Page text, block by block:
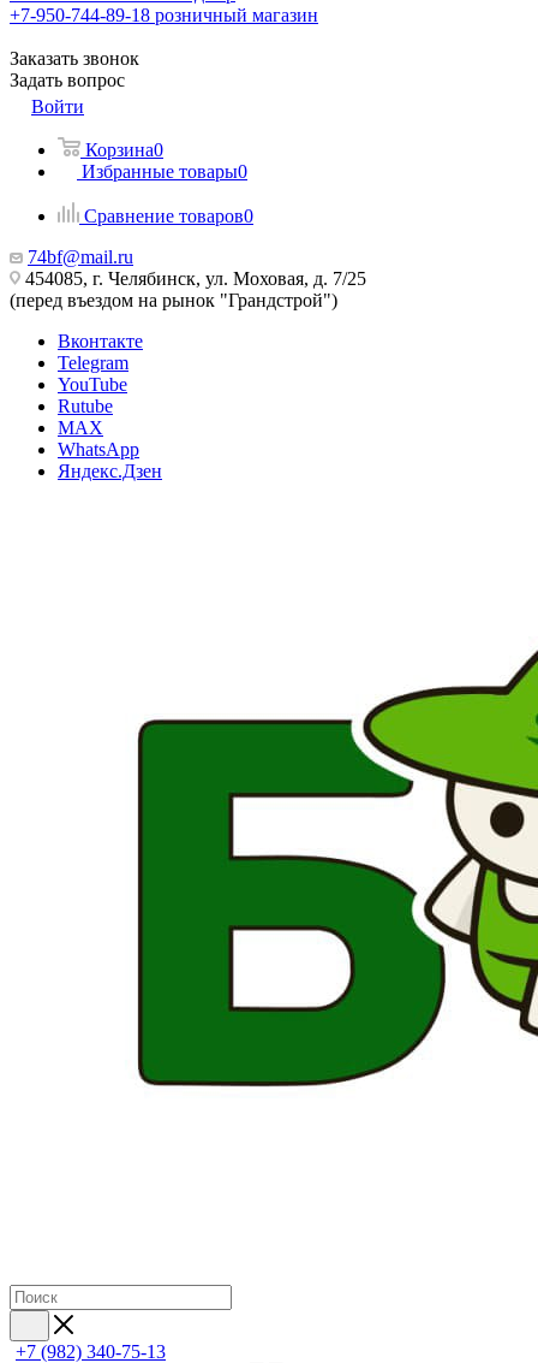
+7-950-744-89-18 розничный магазин
Заказать звонок
Задать вопрос
Войти
Корзина0
Избранные товары0
Сравнение товаров0
74bf@mail.ru
454085, г. Челябинск, ул. Моховая, д. 7/25
(перед въездом на рынок "Грандстрой")
Вконтакте
Telegram
YouTube
Rutube
MAX
WhatsApp
Яндекс.Дзен
+7 (982) 340-75-13